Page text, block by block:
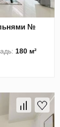
№
180 м²